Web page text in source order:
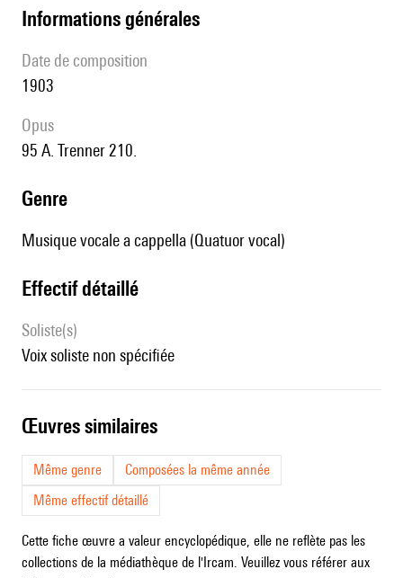
informations générales
date de composition
1903
Opus
95 A. Trenner 210.
genre
Musique vocale a cappella (Quatuor vocal)
effectif détaillé
Soliste(s)
voix soliste non spécifiée
œuvres similaires
Même genre
Composées la même année
Même effectif détaillé
Cette fiche œuvre a valeur encyclopédique, elle ne reflète pas les
collections de la médiathèque de l'Ircam. Veuillez vous référer aux